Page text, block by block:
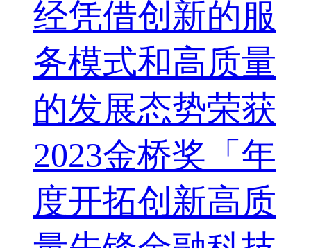
经凭借创新的服
务模式和高质量
的发展态势荣获
2023金桥奖「年
度开拓创新高质